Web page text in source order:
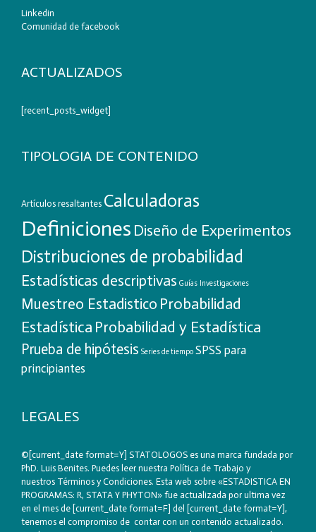
Linkedin
Comunidad de facebook
ACTUALIZADOS
[recent_posts_widget]
TIPOLOGIA DE CONTENIDO
Artículos resaltantes Calculadoras
Definiciones Diseño de Experimentos
Distribuciones de probabilidad
Estadísticas descriptivas Guías Investigaciones
Muestreo Estadistico Probabilidad
Estadística Probabilidad y Estadística
Prueba de hipótesis Series de tiempo SPSS para
principiantes
LEGALES
©[current_date format=Y] STATOLOGOS es una marca fundada por
PhD. Luis Benites. Puedes leer nuestra Política de Trabajo y
nuestros Términos y Condiciones. Esta web sobre «ESTADISTICA EN
PROGRAMAS: R, STATA Y PHYTON» fue actualizada por ultima vez
en el mes de [current_date format=F] del [current_date format=Y],
tenemos el compromiso de contar con un contenido actualizado.